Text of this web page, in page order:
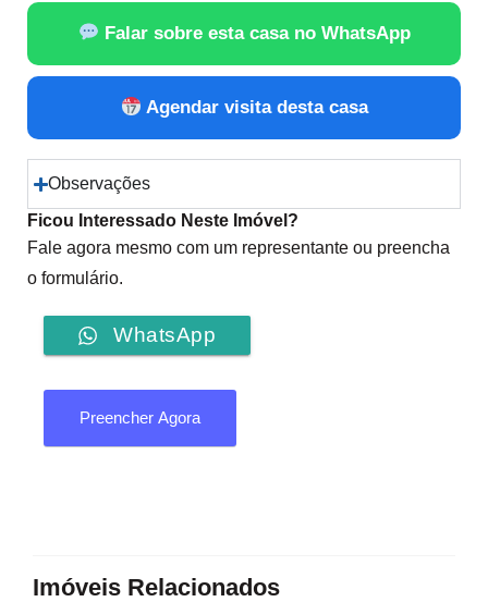
Falar sobre esta casa no WhatsApp
Agendar visita desta casa
Observações
Ficou Interessado Neste Imóvel?
Fale agora mesmo com um representante ou preencha
o formulário.
WhatsApp
Preencher Agora
Imóveis Relacionados